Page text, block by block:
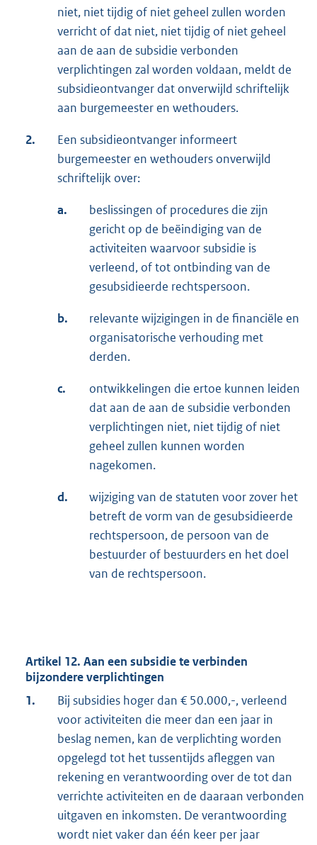
niet, niet tijdig of niet geheel zullen worden
verricht of dat niet, niet tijdig of niet geheel
aan de aan de subsidie verbonden
verplichtingen zal worden voldaan, meldt de
subsidieontvanger dat onverwijld schriftelijk
aan burgemeester en wethouders.
2.
Een subsidieontvanger informeert
burgemeester en wethouders onverwijld
schriftelijk over:
a.
beslissingen of procedures die zijn
gericht op de beëindiging van de
activiteiten waarvoor subsidie is
verleend, of tot ontbinding van de
gesubsidieerde rechtspersoon.
b.
relevante wijzigingen in de financiële en
organisatorische verhouding met
derden.
c.
ontwikkelingen die ertoe kunnen leiden
dat aan de aan de subsidie verbonden
verplichtingen niet, niet tijdig of niet
geheel zullen kunnen worden
nagekomen.
d.
wijziging van de statuten voor zover het
betreft de vorm van de gesubsidieerde
rechtspersoon, de persoon van de
bestuurder of bestuurders en het doel
van de rechtspersoon.
Artikel 12. Aan een subsidie te verbinden
bijzondere verplichtingen
1.
Bij subsidies hoger dan € 50.000,-, verleend
voor activiteiten die meer dan een jaar in
beslag nemen, kan de verplichting worden
opgelegd tot het tussentijds afleggen van
rekening en verantwoording over de tot dan
verrichte activiteiten en de daaraan verbonden
uitgaven en inkomsten. De verantwoording
wordt niet vaker dan één keer per jaar